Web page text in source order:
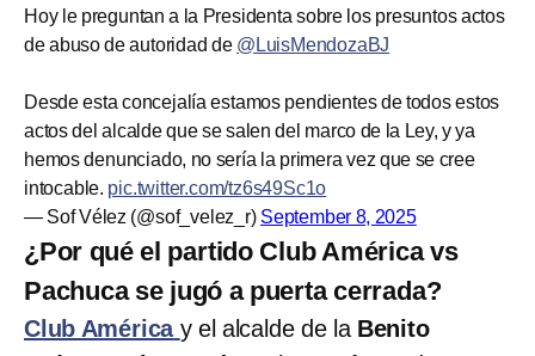
Hoy le preguntan a la Presidenta sobre los presuntos actos
de abuso de autoridad de @LuisMendozaBJ
Desde esta concejalía estamos pendientes de todos estos
actos del alcalde que se salen del marco de la Ley, y ya
hemos denunciado, no sería la primera vez que se cree
intocable. pic.twitter.com/tz6s49Sc1o
— Sof Vélez (@sof_velez_r) September 8, 2025
¿Por qué el partido Club América vs
Pachuca se jugó a puerta cerrada?
Club América y el alcalde de laBenito